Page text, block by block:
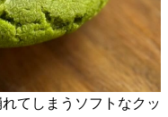
てしまうソフトなクッ